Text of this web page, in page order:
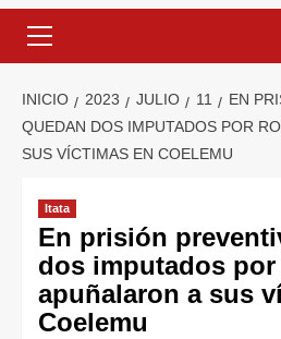
INICIO 2023 JULIO 11
EN
QUEDAN DOS IMPUTADOS POR
SUS VÍCTIMAS EN COELEMU
Itata
En prisión
dos imputados
apuñalaron a sus
Coelemu